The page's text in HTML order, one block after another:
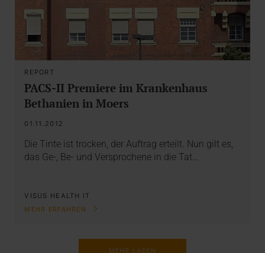
REPORT
PACS-II Premiere im Krankenhaus
Bethanien in Moers
01.11.2012
Die Tinte ist trocken, der Auftrag erteilt. Nun gilt es,
das Ge-, Be- und Versprochene in die Tat…
VISUS HEALTH IT
MEHR ERFAHREN
MEHR LADEN